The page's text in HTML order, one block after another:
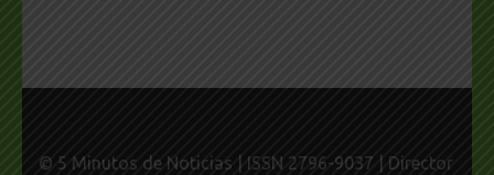
© 5 Minutos de Noticias | ISSN 2796-9037 | Director